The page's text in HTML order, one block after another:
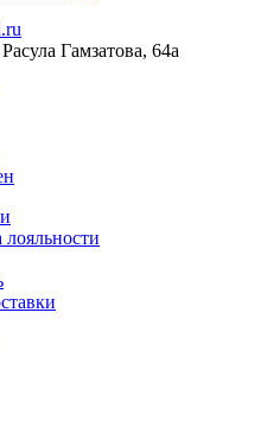
Гамзатова, 64а